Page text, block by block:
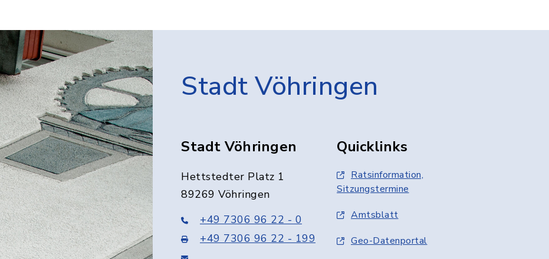
Stadt Vöhringen
Stadt Vöhringen
Hettstedter Platz 1
89269 Vöhringen
+49 7306 96 22 - 0
+49 7306 96 22 - 199
Quicklinks
Ratsinformation,
Sitzungstermine
Amtsblatt
Geo-Datenportal